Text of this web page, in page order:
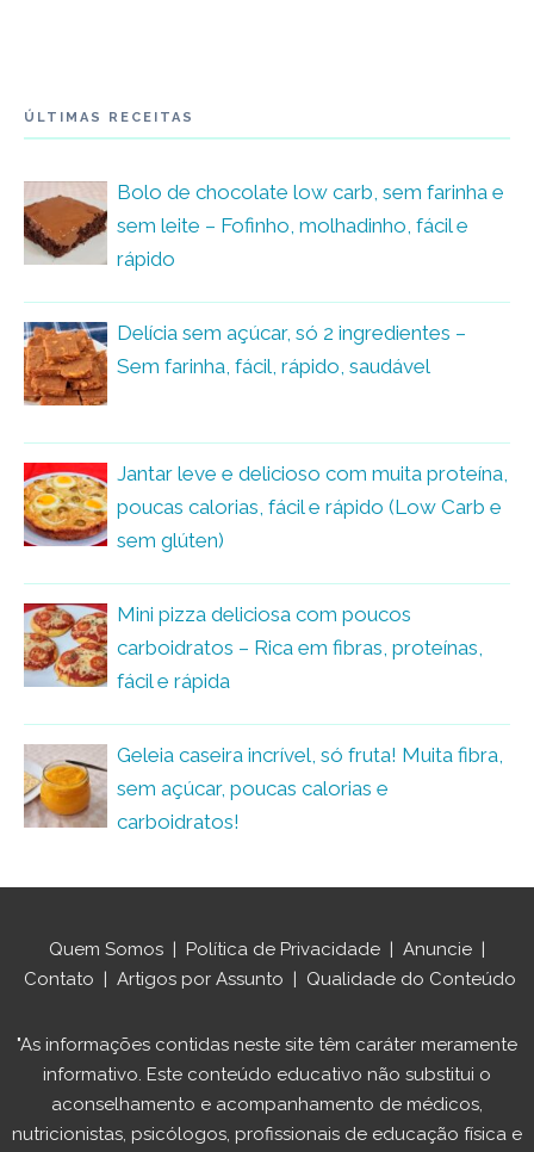
ÚLTIMAS RECEITAS
Bolo de chocolate low carb, sem farinha e
sem leite – Fofinho, molhadinho, fácil e
rápido
Delícia sem açúcar, só 2 ingredientes –
Sem farinha, fácil, rápido, saudável
Jantar leve e delicioso com muita proteína,
poucas calorias, fácil e rápido (Low Carb e
sem glúten)
Mini pizza deliciosa com poucos
carboidratos – Rica em fibras, proteínas,
fácil e rápida
Geleia caseira incrível, só fruta! Muita fibra,
sem açúcar, poucas calorias e
carboidratos!
Quem Somos Política de Privacidade Anuncie
Contato
Artigos por Assunto Qualidade do Conteúdo
"As informações contidas neste site têm caráter meramente
informativo. Este conteúdo educativo não substitui o
aconselhamento e acompanhamento de médicos,
nutricionistas, psicólogos, profissionais de educação física e